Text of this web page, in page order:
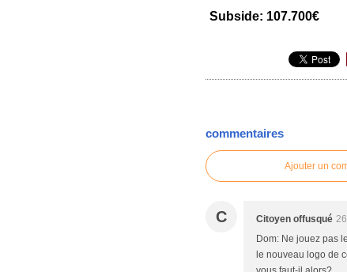
Subside: 107.700€
commentaires
Ajouter un
C Citoyen offusqué
Dom: Ne jouez pas
le nouveau logo de